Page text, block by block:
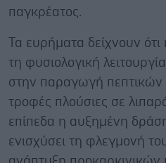
παγκρέατος.
Τα ευρήματα δείχνουν ότι
τη φυσιολογική
στην παραγωγή
τροφές πλούσιες σε
επίπεδα η αυξημένη
ενισχύσει τη φλεγμονή